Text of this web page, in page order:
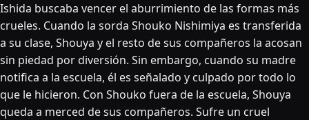
Ishida buscaba vencer el aburrimiento de las formas más
crueles. Cuando la sorda Shouko Nishimiya es transferida
a su clase, Shouya y el resto de sus compañeros la acosan
sin piedad por diversión. Sin embargo, cuando su madre
notifica a la escuela, él es señalado y culpado por todo lo
que le hicieron. Con Shouko fuera de la escuela, Shouya
queda a merced de sus compañeros. Sufre un cruel